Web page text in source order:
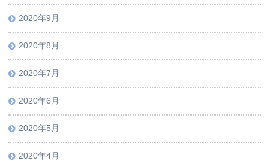
2020年9月
2020年8月
2020年7月
2020年6月
2020年5月
2020年4月